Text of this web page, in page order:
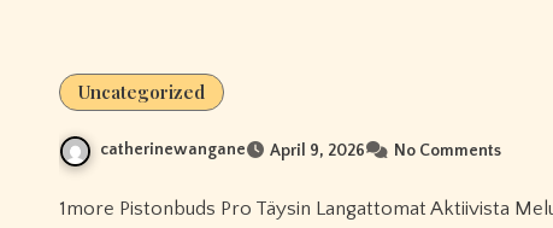
Uncategorized
catherinewangane April 9, 2026 No Comments
1more Pistonbuds Pro Täysin Langattomat Aktiivista Melua Vaimentavat Kuulokkeet Todellinen Langaton 1more Fit